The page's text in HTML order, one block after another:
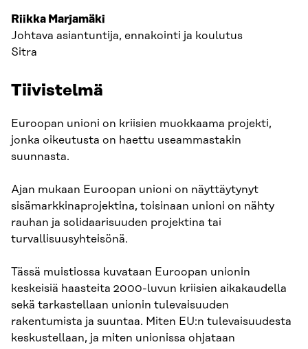
Riikka Marjamäki
Johtava asiantuntija, ennakointi ja koulutus
Sitra
Tiivistelmä
Euroopan unioni on kriisien muokkaama projekti,
jonka oikeutusta on haettu useammastakin
suunnasta.
Ajan mukaan Euroopan unioni on näyttäytynyt
sisämarkkinaprojektina, toisinaan unioni on nähty
rauhan ja solidaarisuuden projektina tai
turvallisuusyhteisönä.
Tässä muistiossa kuvataan Euroopan unionin
keskeisiä haasteita 2000-luvun kriisien aikakaudella
sekä tarkastellaan unionin tulevaisuuden
rakentumista ja suuntaa. Miten EU:n tulevaisuudesta
keskustellaan, ja miten unionissa ohjataan